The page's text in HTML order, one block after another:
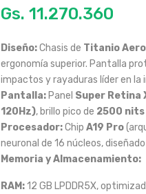
Gs.
Diseño:Chasis de Titanio
ergonomía superior. Pantalla
impactos y rayaduras líder en la
Pantalla: Panel Super Retina
120Hz), brillo pico de 2500 nits
Procesador:Chip A19 Pro
neuronal de 16 núcleos,
Memoria y Almacenamiento:
RAM:12 GB LPDDR5X,